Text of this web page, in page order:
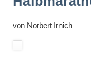
von Norbert Irnich